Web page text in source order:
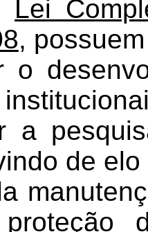
Lei
,
o
a
de